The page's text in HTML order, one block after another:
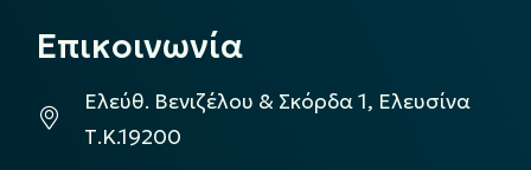
Επικοινωνία
Ελεύθ. Βενιζέλου & Σκόρδα 1, Ελευσίνα
Τ.Κ.19200